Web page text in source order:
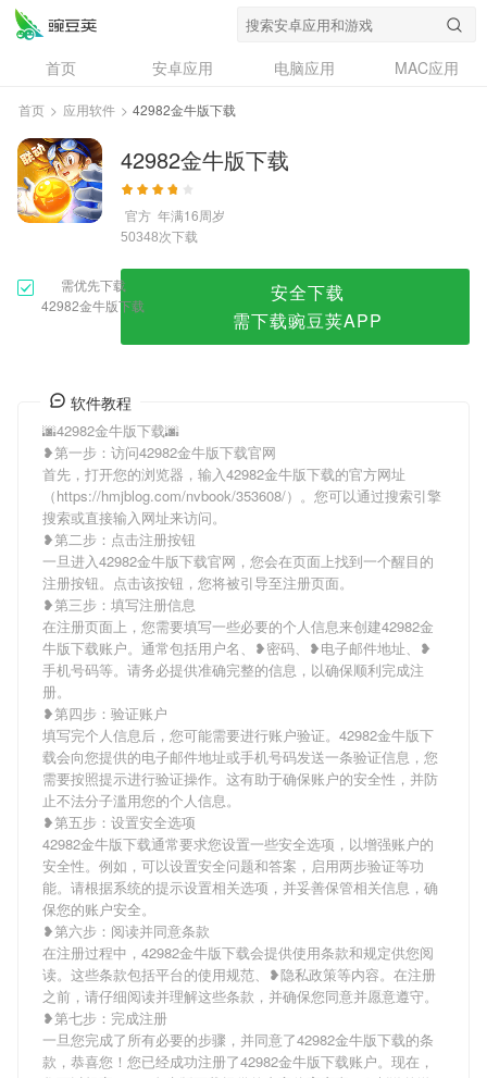
首页 安卓应用 电脑应用
MAC应用
资讯
专题
问答
首页 > 应用软件 > 42982金牛版下载
42982金牛版下载
官方 年满16周岁
50348次下载
需优先下载
42982金牛版下载
安全下载
需下载豌豆荚APP
软件教程
🌆42982金牛版下载🌆
❥第一步：访问42982金牛版下载官网
首先，打开您的浏览器，输入42982金牛版下载的官方网址
（https://hmjblog.com/nvbook/353608/）。您可以通过搜索引擎
搜索或直接输入网址来访问。
❥第二步：点击注册按钮
一旦进入42982金牛版下载官网，您会在页面上找到一个醒目的
注册按钮。点击该按钮，您将被引导至注册页面。
❥第三步：填写注册信息
在注册页面上，您需要填写一些必要的个人信息来创建42982金
牛版下载账户。通常包括用户名、❥密码、❥电子邮件地址、❥
手机号码等。请务必提供准确完整的信息，以确保顺利完成注
册。
❥第四步：验证账户
填写完个人信息后，您可能需要进行账户验证。42982金牛版下
载会向您提供的电子邮件地址或手机号码发送一条验证信息，您
需要按照提示进行验证操作。这有助于确保账户的安全性，并防
止不法分子滥用您的个人信息。
❥第五步：设置安全选项
42982金牛版下载通常要求您设置一些安全选项，以增强账户的
安全性。例如，可以设置安全问题和答案，启用两步验证等功
能。请根据系统的提示设置相关选项，并妥善保管相关信息，确
保您的账户安全。
❥第六步：阅读并同意条款
在注册过程中，42982金牛版下载会提供使用条款和规定供您阅
读。这些条款包括平台的使用规范、❥隐私政策等内容。在注册
之前，请仔细阅读并理解这些条款，并确保您同意并愿意遵守。
❥第七步：完成注册
一旦您完成了所有必要的步骤，并同意了42982金牛版下载的条
款，恭喜您！您已经成功注册了42982金牛版下载账户。现在，